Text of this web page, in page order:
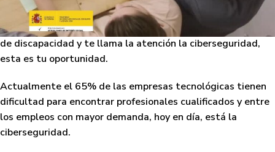
Si estas en búsqueda activa de empleo, tienes el certificado
de discapacidad y te llama la atención la ciberseguridad,
esta es tu oportunidad.
Actualmente el 65% de las empresas tecnológicas tienen
dificultad para encontrar profesionales cualificados y entre
los empleos con mayor demanda, hoy en día, está la
ciberseguridad.